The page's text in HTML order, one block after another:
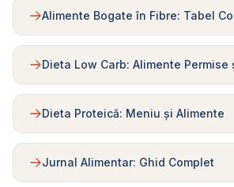
Alimente Bogate în Fibre: Tabel
Dieta Low Carb: Alimente Permise
Dieta Proteică: Meniu și Alimente
Jurnal Alimentar: Ghid Complet